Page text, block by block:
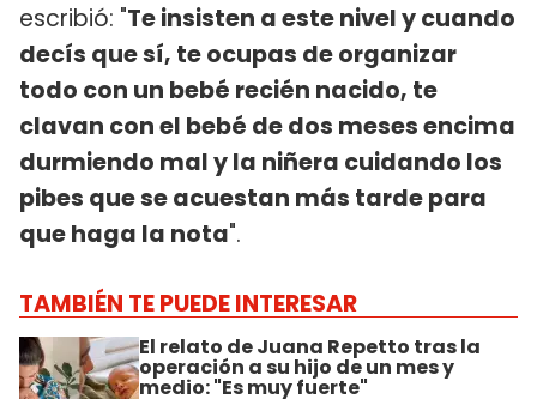
escribió: "Te insisten a este nivel y cuando
decís que sí, te ocupas de organizar
todo con un bebé recién nacido, te
clavan con el bebé de dos meses encima
durmiendo mal y la niñera cuidando los
pibes que se acuestan más tarde para
que haga la nota".
TAMBIÉN TE PUEDE INTERESAR
El relato de Juana Repetto tras la
operación a su hijo de un mes y
medio: "Es muy fuerte"